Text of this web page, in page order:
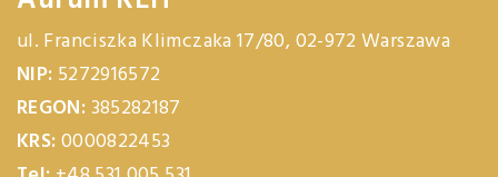
ul. Franciszka Klimczaka 17/80,02-972Warszawa
NIP: 5272916572
REGON:385282187
KRS:0000822453